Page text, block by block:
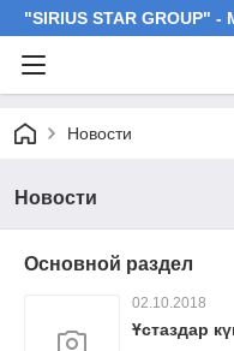
"SIRIUS STAR GROUP"
Новости
Новости
Основной раздел
02.10.2018
Ұстаздар